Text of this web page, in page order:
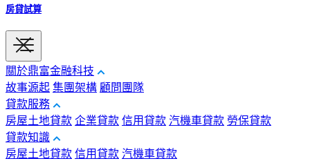
房貸試算
關於鼎富金融科技
故事源起 集團架構 顧問團隊
貸款服務
房屋土地貸款 企業貸款 信用貸款 汽機車貸款 勞保貸款
貸款知識
房屋土地貸款 信用貸款 汽機車貸款